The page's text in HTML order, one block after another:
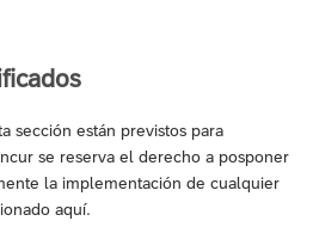
sección están previstos para
se reserva el derecho a posponer
la implementación de cualquier
aquí.